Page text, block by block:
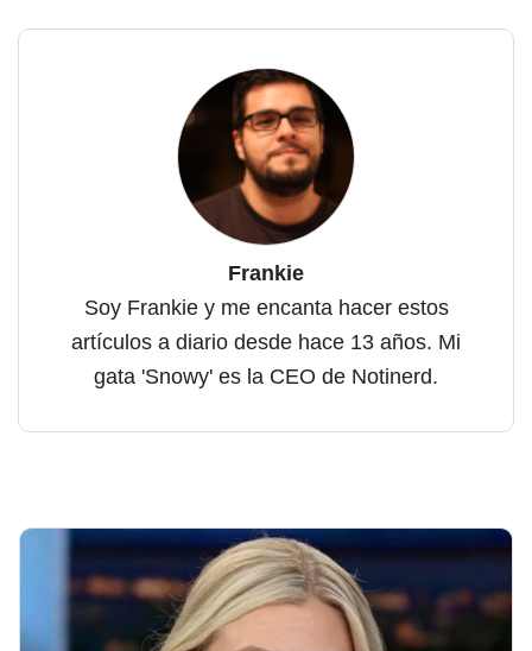
Frankie
Soy Frankie y me encanta hacer estos
artículos a diario desde hace 13 años. Mi
gata 'Snowy' es la CEO de Notinerd.